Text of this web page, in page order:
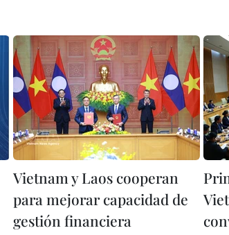
Vietnam y Laos cooperan
para mejorar capacidad de
gestión financiera